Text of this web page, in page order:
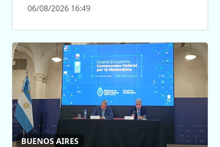
06/08/2026 16:49
BUENOS AIRES